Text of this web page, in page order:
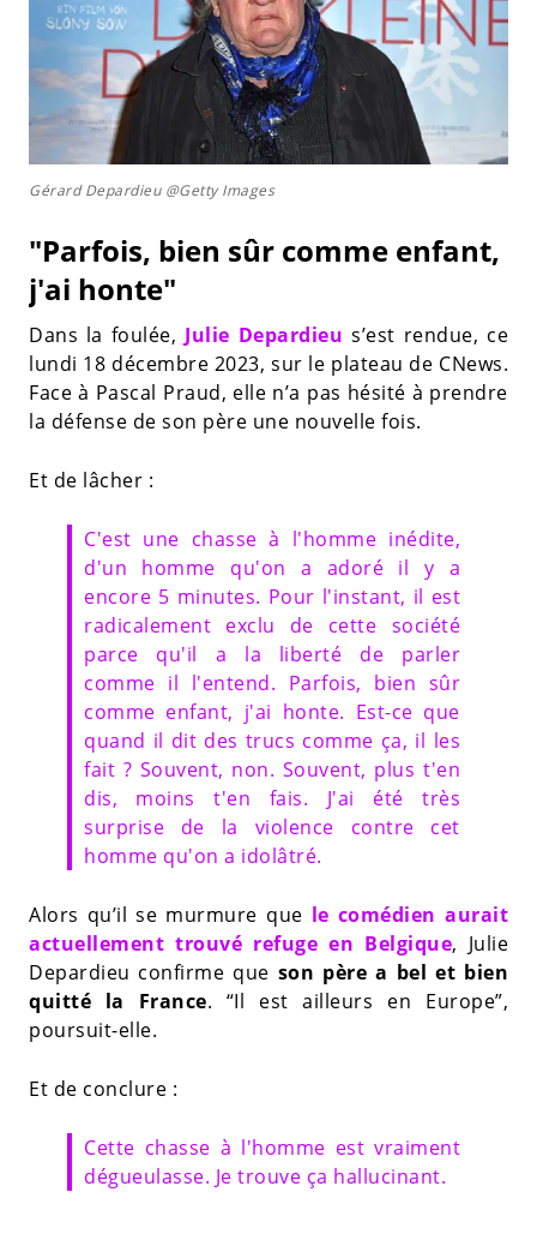
Gérard Depardieu @Getty Images
"Parfois, bien sûr comme enfant,
j'ai honte"
Dans la foulée, Julie Depardieu s’est rendue, ce
lundi 18 décembre 2023, sur le plateau de CNews.
Face à Pascal Praud, elle n’a pas hésité à prendre
la défense de son père une nouvelle fois.
Et de lâcher :
C'est une chasse à l'homme inédite,
d'un homme qu'on a adoré il y a
encore 5 minutes. Pour l'instant, il est
radicalement exclu de cette société
parce qu'il a la liberté de parler
comme il l'entend. Parfois, bien sûr
comme enfant, j'ai honte. Est-ce que
quand il dit des trucs comme ça, il les
fait ? Souvent, non. Souvent, plus t'en
dis, moins t'en fais. J'ai été très
surprise de la violence contre cet
homme qu'on a idolâtré.
Alors qu’il se murmure que le comédien aurait
actuellement trouvé refuge en Belgique, Julie
Depardieu confirme que son père a bel et bien
quitté la France. “Il est ailleurs en Europe”,
poursuit-elle.
Et de conclure :
Cette chasse à l'homme est vraiment
dégueulasse. Je trouve ça hallucinant.